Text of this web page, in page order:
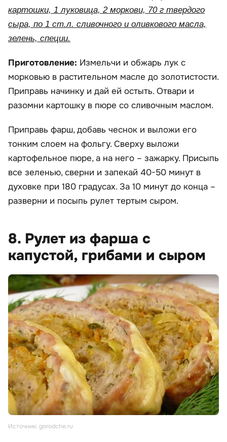
картошки, 1 луковица, 2 моркови, 70 г твердого
сыра, по 1 ст.л. сливочного и оливкового масла,
зелень, специи.
Приготовление: Измельчи и обжарь лук с
морковью в растительном масле до золотистости.
Приправь начинку и дай ей остыть. Отвари и
разомни картошку в пюре со сливочным маслом.
Приправь фарш, добавь чеснок и выложи его
тонким слоем на фольгу. Сверху выложи
картофельное пюре, а на него – зажарку. Присыпь
все зеленью, сверни и запекай 40-50 минут в
духовке при 180 градусах. За 10 минут до конца –
разверни и посыпь рулет тертым сыром.
8. Рулет из фарша с
капустой, грибами и сыром
Источник: gorodche.ru